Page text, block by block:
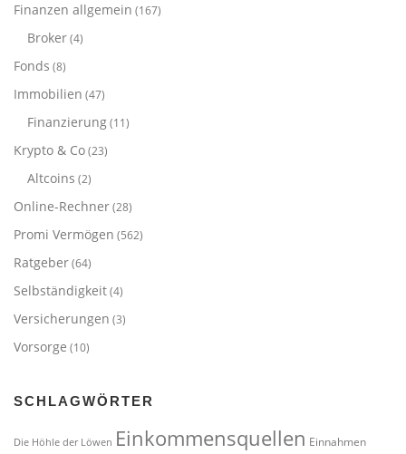
Finanzen allgemein (167)
Broker(4)
Fonds (8)
Immobilien (47)
Finanzierung(11)
Krypto & Co(23)
Altcoins (2)
Online-Rechner(28)
Promi Vermögen (562)
Ratgeber(64)
Selbständigkeit(4)
Versicherungen (3)
Vorsorge (10)
SCHLAGWÖRTER
Die Höhle der Löwen Einkommensquellen Einnahmen